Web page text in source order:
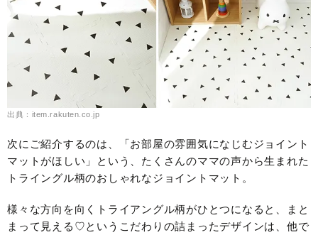
出典：item.rakuten.co.jp
次にご紹介するのは、「お部屋の雰囲気になじむジョイント
マットがほしい」という、たくさんのママの声から生まれた
トライングル柄のおしゃれなジョイントマット。
様々な方向を向くトライアングル柄がひとつになると、まと
まって見える♡というこだわりの詰まったデザインは、他で